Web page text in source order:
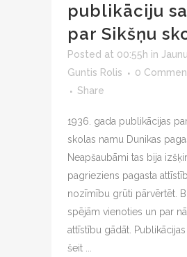
publikāciju
par Sikšņu
Posted at 00:55h in
Guntis Rolis
0
Share
1936. gada publikācijas
skolas namu Dunikas
Neapšaubāmi tas bija
pagrieziens pagasta
nozīmību grūti pārvērtēt.
spējām vienoties un par
attīstību gādāt.
šeit ...